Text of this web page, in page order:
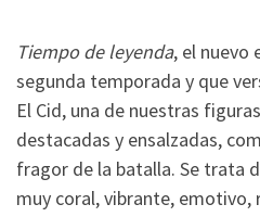
Tiempo de leyenda, el nuevo
segunda temporada y que
El Cid, una de nuestras
destacadas y ensalzadas,
fragor de la batalla. Se trata
muy coral, vibrante, emotivo,